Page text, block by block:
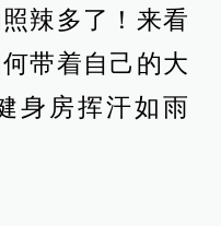
辣多了！来看
带着自己的大
身房挥汗如雨